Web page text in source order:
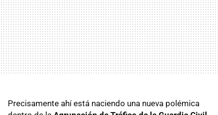
Precisamente ahí está naciendo una nueva polémica